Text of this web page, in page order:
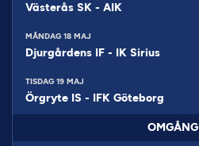
Västerås SK - AIK
MÅNDAG 18 MAJ
Djurgårdens IF - IK Sirius
TISDAG 19 MAJ
Örgryte IS - IFK Göteborg
OMGÅNG